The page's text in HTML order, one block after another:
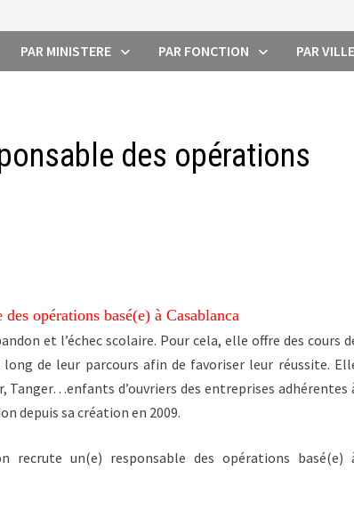
PAR MINISTERE PAR FONCTION PAR
des opérations
opérations basé(e) à Casablanca
et l’échec scolaire. Pour cela, elle offre des cours
de leur parcours afin de favoriser leur réussite.
Tanger…enfants d’ouvriers des entreprises adhérentes
depuis sa création en 2009.
recrute un(e) responsable des opérations basé(e)